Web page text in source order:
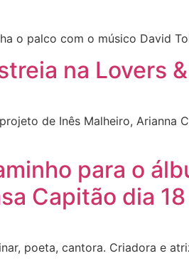
o palco com o músico David
na Lovers
projeto de Inês Malheiro,
para o
Capitão dia
poeta, cantora. Criadora e